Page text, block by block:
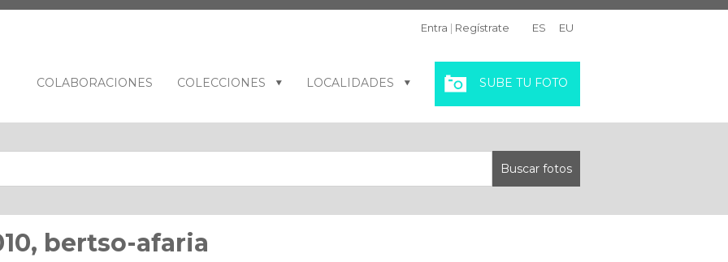
Entra | Regístrate ES EU
COLABORACIONES COLECCIONES LOCALIDADES SUBE TU FOTO
bertso-afaria